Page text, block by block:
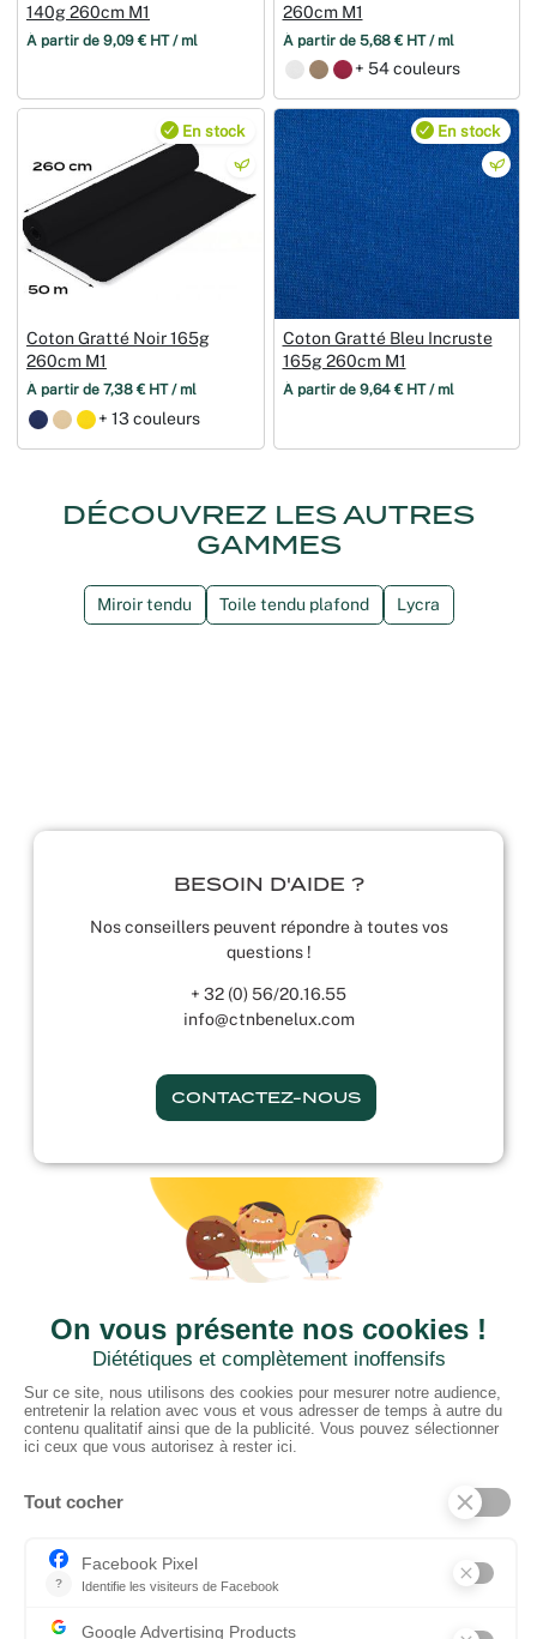
140g 260cm M1
À partir de 9,09 € HT / ml
260cm M1
À partir de 5,68 € HT / ml
+ 54 couleurs
En stock
Coton Gratté Noir 165g
260cm M1
À partir de 7,38 € HT / ml
+ 13 couleurs
En stock
Coton Gratté Bleu Incruste
165g 260cm M1
À partir de 9,64 € HT / ml
DÉCOUVREZ LES AUTRES
GAMMES
Miroir tendu Toile tendu plafond Lycra
BESOIN D'AIDE ?
Nos conseillers peuvent répondre à toutes vos
questions !
+ 32 (0) 56/20.16.55
info@ctnbenelux.com
CONTACTEZ-NOUS
‘t Hoge 116 - 8500 KORTRIJK – B
info@ctnbenelux.com